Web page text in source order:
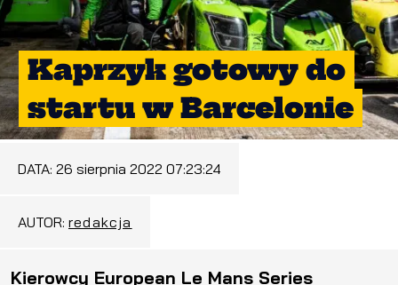
Kaprzyk gotowy do
startu w Barcelonie
DATA: 26 sierpnia 2022 07:23:24
AUTOR: redakcja
Kierowcy European Le Mans Series